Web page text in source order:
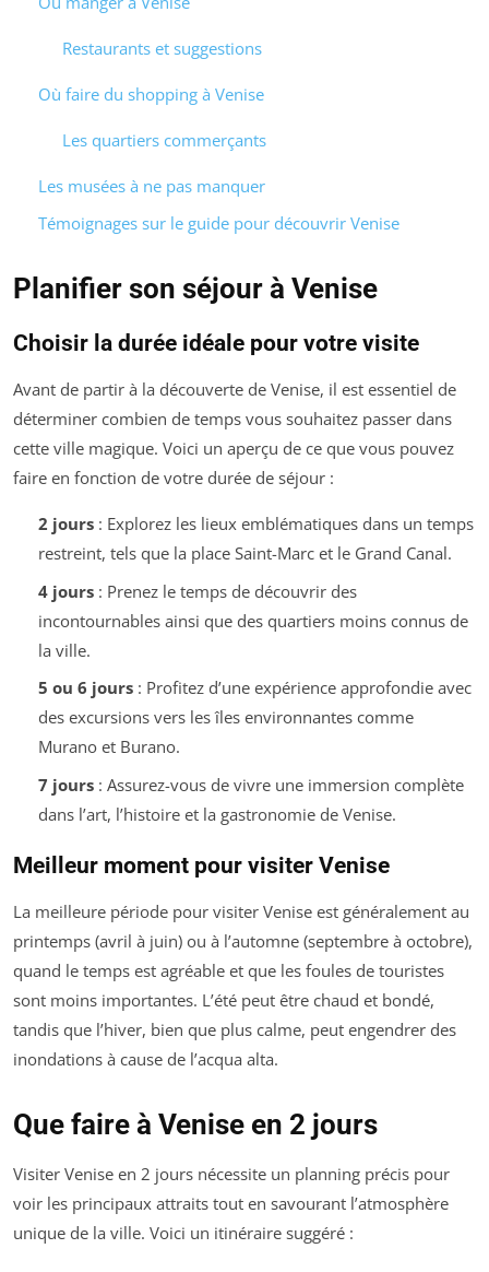
Restaurants et suggestions
Où faire du shopping à Venise
Les quartiers commerçants
Les musées à ne pas manquer
Témoignages sur le guide pour découvrir Venise
Planifier son séjour à Venise
Choisir la durée idéale pour votre visite
Avant de partir à la découverte de Venise, il est essentiel de
déterminer combien de temps vous souhaitez passer dans
cette ville magique. Voici un aperçu de ce que vous pouvez
faire en fonction de votre durée de séjour :
2 jours: Explorez les lieux emblématiques dans un temps
restreint, tels que la place Saint-Marc et le Grand Canal.
4 jours: Prenez le temps de découvrir des
incontournables ainsi que des quartiers moins connus de
la ville.
5 ou 6 jours: Profitez d’une expérience approfondie avec
des excursions vers les îles environnantes comme
Murano et Burano.
7 jours: Assurez-vous de vivre une immersion complète
dans l’art, l’histoire et la gastronomie de Venise.
Meilleur moment pour visiter Venise
La meilleure période pour visiter Venise est généralement au
printemps (avril à juin) ou à l’automne (septembre à octobre),
quand le temps est agréable et que les foules de touristes
sont moins importantes. L’été peut être chaud et bondé,
tandis que l’hiver, bien que plus calme, peut engendrer des
inondations à cause de l’acqua alta.
Que faire à Venise en 2 jours
Visiter Venise en 2 jours nécessite un planning précis pour
voir les principaux attraits tout en savourant l’atmosphère
unique de la ville. Voici un itinéraire suggéré :